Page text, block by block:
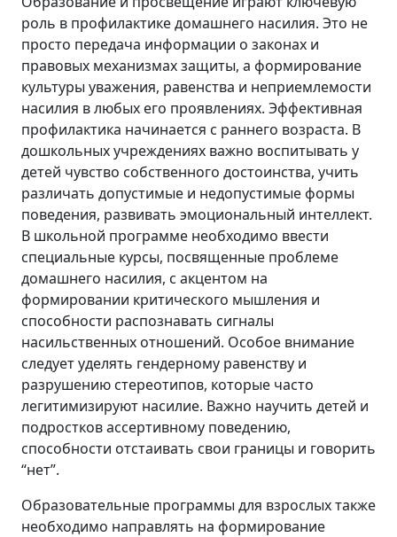
роль в профилактике домашнего насилия. Это не
просто передача информации о законах и
правовых механизмах защиты, а формирование
культуры уважения, равенства и неприемлемости
насилия в любых его проявлениях. Эффективная
профилактика начинается с раннего возраста. В
дошкольных учреждениях важно воспитывать у
детей чувство собственного достоинства, учить
различать допустимые и недопустимые формы
поведения, развивать эмоциональный интеллект.
В школьной программе необходимо ввести
специальные курсы, посвященные проблеме
домашнего насилия, с акцентом на
формировании критического мышления и
способности распознавать сигналы
насильственных отношений. Особое внимание
следует уделять гендерному равенству и
разрушению стереотипов, которые часто
легитимизируют насилие. Важно научить детей и
подростков ассертивному поведению,
способности отстаивать свои границы и говорить
“нет”.
Образовательные программы для взрослых также
необходимо направлять на формирование